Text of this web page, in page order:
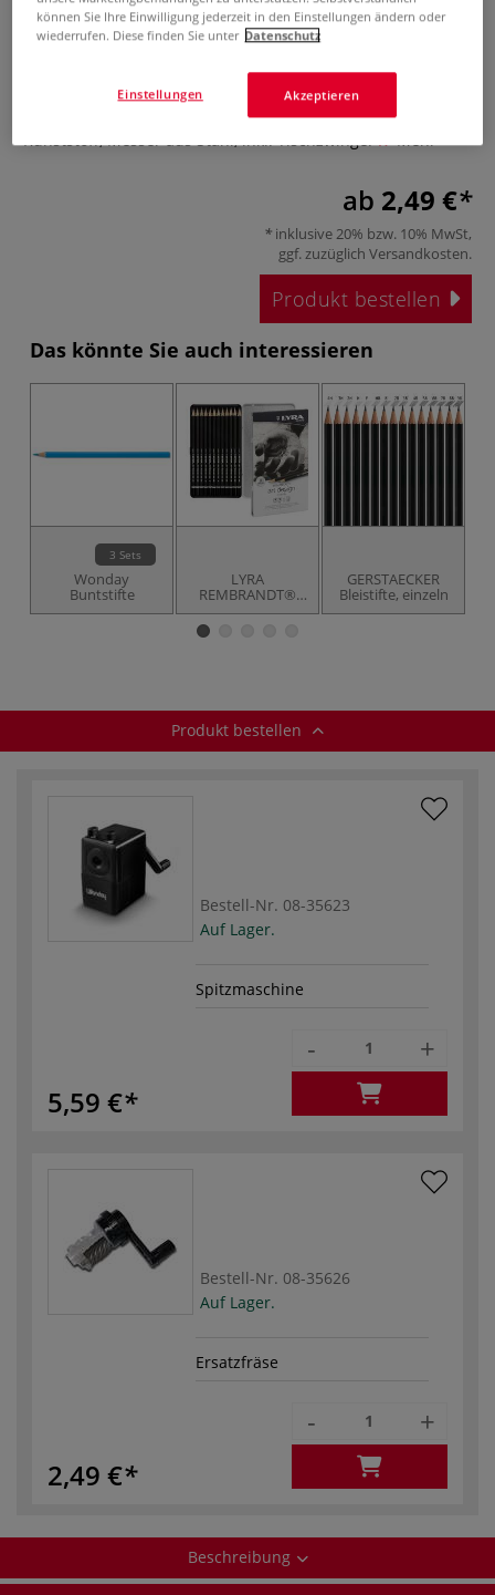
0 Bewertungen
Spitzmaschine für Blei- und Buntstifte mit einem
Durchmesser bis 8 mm. Gehäuse aus schwarzem
Kunststoff, Messer aus Stahl, inkl. Tischzwinge.
Mehr
ab 2,49 €
inklusive 20% bzw. 10% MwSt,
ggf. zuzüglich Versandkosten.
Produkt bestellen
Das könnte Sie auch interessieren
3 Sets
Wonday
Buntstifte
LYRA
REMBRANDT®
Art Design
GERSTAECKER
Bleistifte, einzeln
Produkt bestellen
Bestell-Nr. 08-35623
Auf Lager.
Spitzmaschine
5,59 €
- +
Bestell-Nr. 08-35626
Auf Lager.
Ersatzfräse
2,49 €
- +
Beschreibung
können Sie Ihre Einwilligung jederzeit in den Einstellungen ändern oder
wiederrufen. Diese finden Sie unter Datenschutz
Akzeptieren
Einstellungen